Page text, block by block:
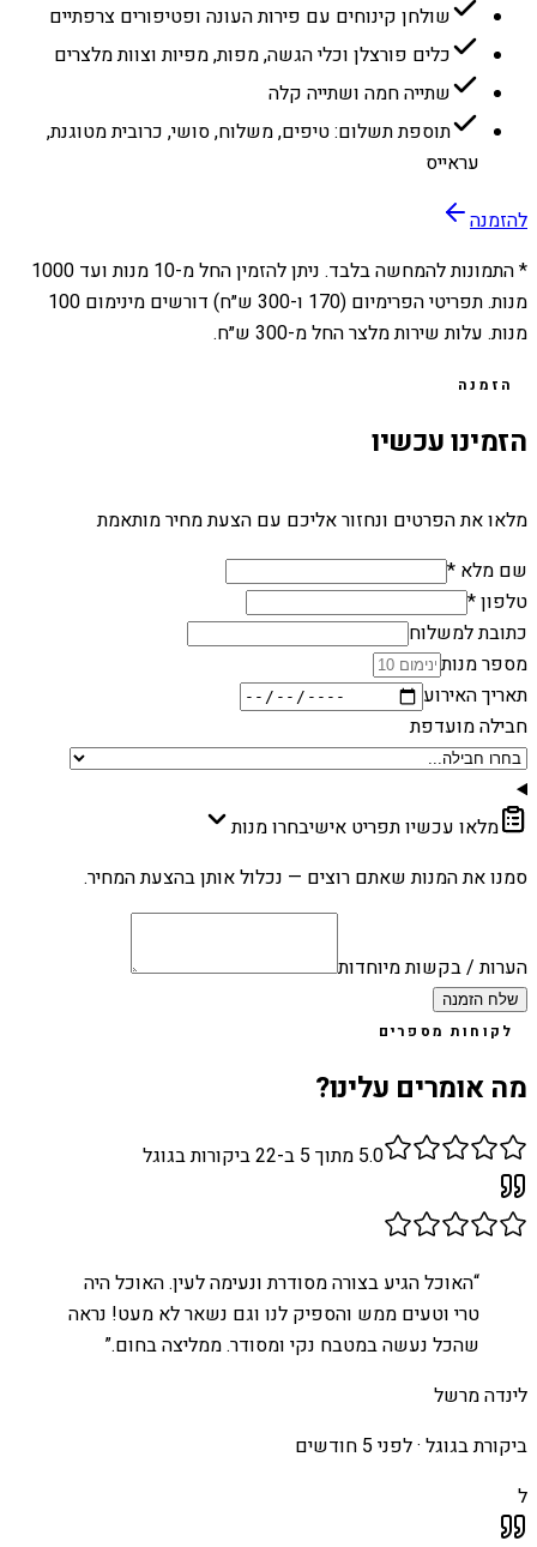
שולחן קינוחים עם פירות העונה ופטיפורים צרפתיים
כלים פורצלן וכלי הגשה, מפות, מפיות וצוות מלצרים
שתייה חמה ושתייה קלה
תוספת תשלום: טיפים, משלוח, סושי, כרובית מטוגנת,
עראייס
להזמנה
* התמונות להמחשה בלבד. ניתן להזמין החל מ-10 מנות ועד 1000
מנות. תפריטי הפרימיום (170 ו-300 ש״ח) דורשים מינימום 100
מנות. עלות שירות מלצר החל מ-300 ש״ח.
הזמנה
הזמינו עכשיו
מלאו את הפרטים ונחזור אליכם עם הצעת מחיר מותאמת
שם מלא *
טלפון *
כתובת למשלוח
מספר מנות
תאריך האירוע
חבילה מועדפת
מלאו עכשיו תפריט אישיבחרו מנות
סמנו את המנות שאתם רוצים — נכלול אותן בהצעת המחיר.
הערות / בקשות מיוחדות
שלח הזמנה
לקוחות מספרים
מה אומרים עלינו?
5.0 מתוך 5 ב- 22ביקורות בגוגל
“האוכל הגיע בצורה מסודרת ונעימה לעין. האוכל היה
טרי וטעים ממש והספיק לנו וגם נשאר לא מעט! נראה
שהכל נעשה במטבח נקי ומסודר. ממליצה בחום.”
לינדה מרשל
ביקורת בגוגל ·לפני 5 חודשים
ל